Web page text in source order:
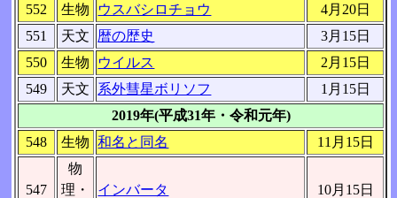
552
生物 ウスバシロチョウ
4月20日
551
天文 暦の歴史
3月15日
550
生物 ウイルス
2月15日
549
天文 系外彗星ボリソフ
1月15日
2019年(平成31年・令和元年)
548
生物 和名と同名 11月15日
547
物
理・
インバータ 10月15日